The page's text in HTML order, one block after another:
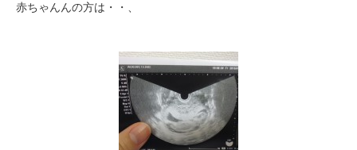
赤ちゃんんの方は・・、